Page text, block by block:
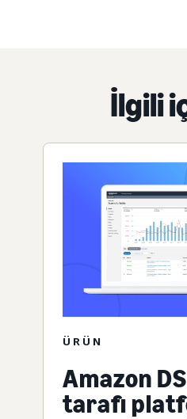
İlgili
ÜRÜN
Amazon
tarafı